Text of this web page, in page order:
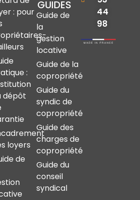
: pour
:
dépôt
loyers
de
GUIDES
Guide de
la
gestion
locative
Guide de la
copropriété
Guide du
syndic de
copropriété
Guide des
charges de
copropriété
Guide du
conseil
syndical
44
98